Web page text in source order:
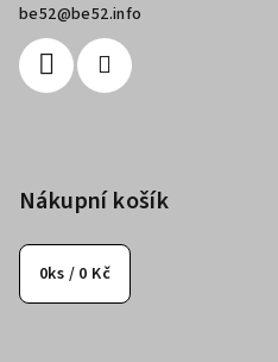
be52@be52.info
Nákupní košík
0ks / 0 Kč